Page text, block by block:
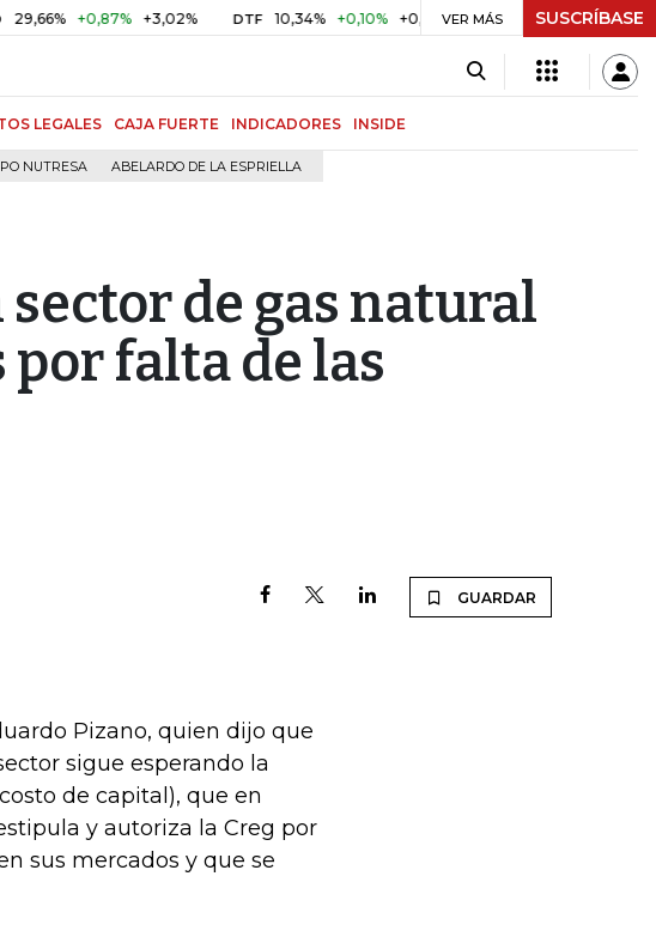
+0,87% +3,02% DTF 10,34% +0,10% +0,98% UVR $ 417,01 +$ 0,05 +0,01%
VER MÁS SUSCRÍBASE
LEGALES CAJA FUERTE INDICADORES INSIDE
NUTRESA ABELARDO DE LA ESPRIELLA
de gas natural
falta de las
GUARDAR
Pizano, quien dijo que
sigue esperando la
de capital), que en
y autoriza la Creg por
sus mercados y que se